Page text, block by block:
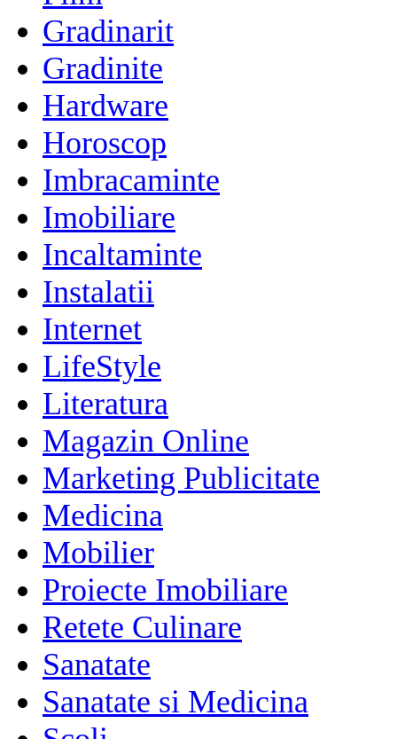
Gradinarit
Gradinite
Hardware
Horoscop
Imbracaminte
Imobiliare
Incaltaminte
Instalatii
Internet
LifeStyle
Literatura
Magazin Online
Marketing Publicitate
Medicina
Mobilier
Proiecte Imobiliare
Retete Culinare
Sanatate
Sanatate si Medicina